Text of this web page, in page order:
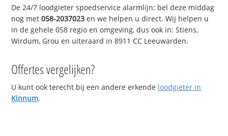
De 24/7 loodgieter spoedservice alarmlijn; bel deze middag
nog met058-2037023 en we helpen u direct. Wij helpen u
in de gehele 058 regio en omgeving, dus ook in: Stiens,
Wirdum, Grou en uiteraard in 8911 CC Leeuwarden.
Offertes vergelijken?
U kunt ook terecht bij een andere erkende loodgieter in
Kinnum.